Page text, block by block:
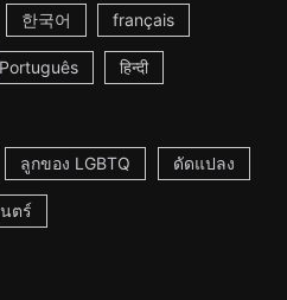
한국어 français
Português हिन्दी
ลูกของ LGBTQ ดัดแปลง
ตร์